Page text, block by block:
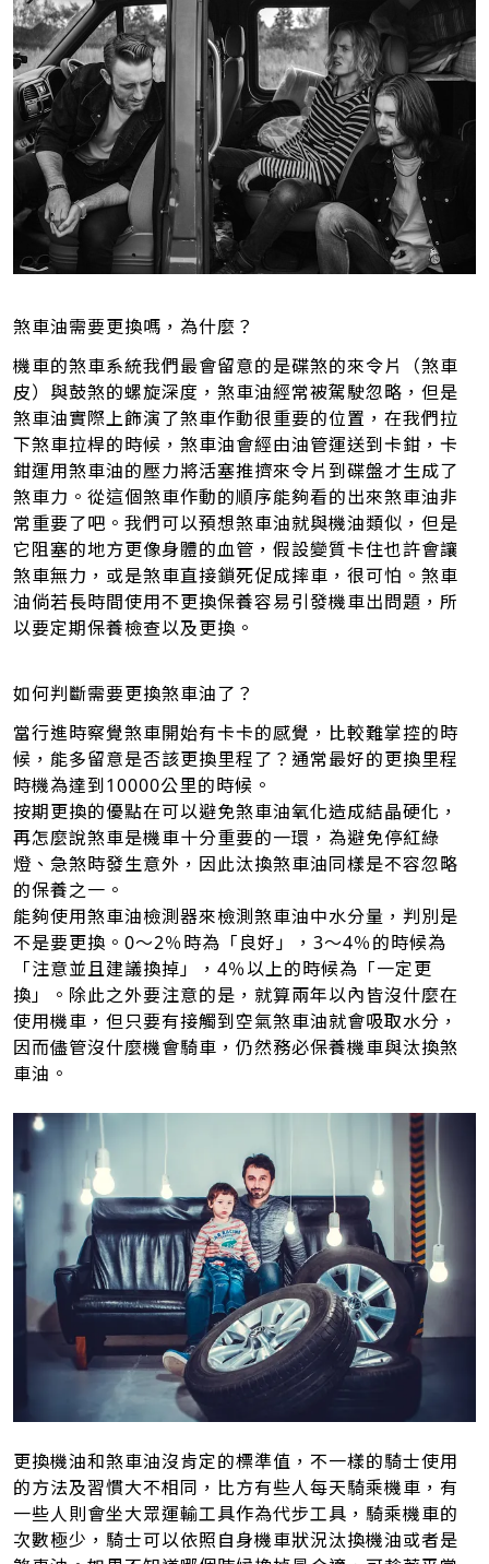
煞車油需要更換嗎，為什麼？
機車的煞車系統我們最會留意的是碟煞的來令片（煞車
皮）與鼓煞的螺旋深度，煞車油經常被駕駛忽略，但是
煞車油實際上飾演了煞車作動很重要的位置，在我們拉
下煞車拉桿的時候，煞車油會經由油管運送到卡鉗，卡
鉗運用煞車油的壓力將活塞推擠來令片到碟盤才生成了
煞車力。從這個煞車作動的順序能夠看的出來煞車油非
常重要了吧。我們可以預想煞車油就與機油類似，但是
它阻塞的地方更像身體的血管，假設變質卡住也許會讓
煞車無力，或是煞車直接鎖死促成摔車，很可怕。煞車
油倘若長時間使用不更換保養容易引發機車出問題，所
以要定期保養檢查以及更換。
如何判斷需要更換煞車油了？
當行進時察覺煞車開始有卡卡的感覺，比較難掌控的時
候，能多留意是否該更換里程了？通常最好的更換里程
時機為達到10000公里的時候。
按期更換的優點在可以避免煞車油氧化造成結晶硬化，
再怎麼說煞車是機車十分重要的一環，為避免停紅綠
燈、急煞時發生意外，因此汰換煞車油同樣是不容忽略
的保養之一。
能夠使用煞車油檢測器來檢測煞車油中水分量，判別是
不是要更換。0～2％時為「良好」，3～4％的時候為
「注意並且建議換掉」，4％以上的時候為「一定更
換」。除此之外要注意的是，就算兩年以內皆沒什麼在
使用機車，但只要有接觸到空氣煞車油就會吸取水分，
因而儘管沒什麼機會騎車，仍然務必保養機車與汰換煞
車油。
更換機油和煞車油沒肯定的標準值，不一樣的騎士使用
的方法及習慣大不相同，比方有些人每天騎乘機車，有
一些人則會坐大眾運輸工具作為代步工具，騎乘機車的
次數極少，騎士可以依照自身機車狀況汰換機油或者是